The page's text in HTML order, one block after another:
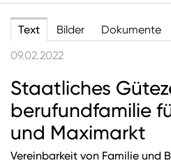
Wirtschaft
Produkte
CSR/Soziales
Aus den Regionen
Unternehmen
Text Bilder
Dokumente
09.02.2022
Staatliches
berufundfamilie
und Maximarkt
Vereinbarkeit von Familie und